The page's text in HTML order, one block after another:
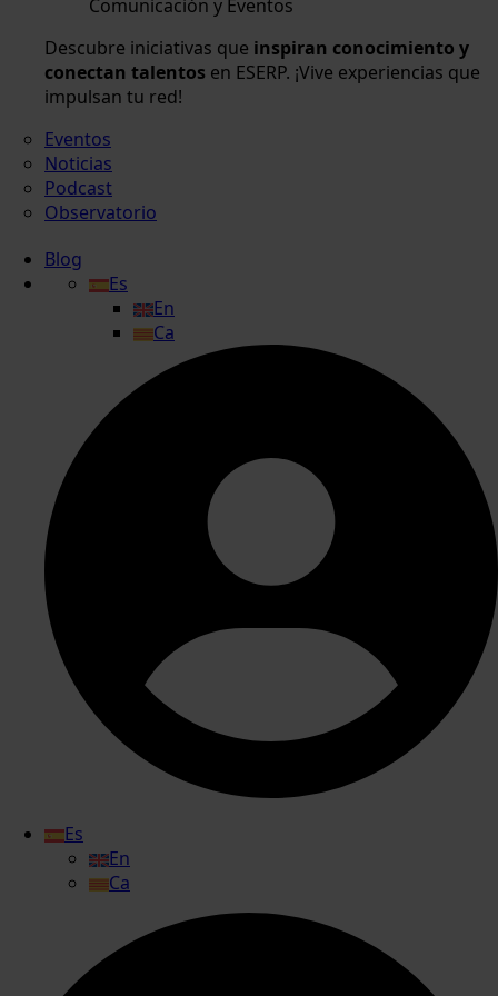
Comunicación y Eventos
Descubre iniciativas que inspiran conocimiento y
conectan talentos en ESERP. ¡Vive experiencias que
impulsan tu red!
Eventos
Noticias
Podcast
Observatorio
Blog
Es
En
Ca
Es
En
Ca